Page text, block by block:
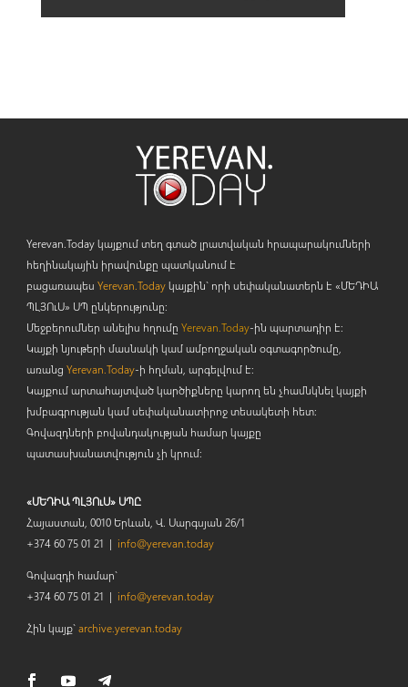
Yerevan.Today կայքում տեղ գտած լրատվական հրապարակումների
հեղինակային իրավունքը պատկանում է
բացառապես Yerevan.Todayկայքին` որի սեփականատերն է «ՄԵԴԻԱ
ՊԼՅՈւՍ» ՍՊ ընկերությունը։
Մեջբերումներ անելիս հղումը Yerevan.Today-ին պարտադիր է:
Կայքի նյութերի մասնակի կամ ամբողջական օգտագործումը,
առանց Yerevan.Today-ի հղման, արգելվում է:
Կայքում արտահայտված կարծիքները կարող են չհամնկնել կայքի
խմբագրության կամ սեփականատիրոջ տեսակետի հետ:
Գովազդների բովանդակության համար կայքը
պատասխանատվություն չի կրում:
«ՄԵԴԻԱ ՊԼՅՈւՍ» ՍՊԸ
Հայաստան, 0010 Երևան, Վ. Սարգսյան 26/1
+374 60 75 01 21 | info@yerevan.today
Գովազդի համար`
+374 60 75 01 21 | info@yerevan.today
Հին կայք`archive.yerevan.today